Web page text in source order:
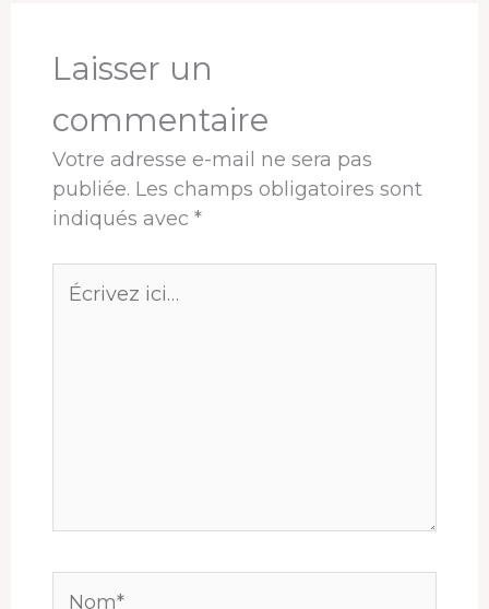
Laisser un
commentaire
Votre adresse e-mail ne sera pas
publiée. Les champs obligatoires sont
indiqués avec*
Écrivez
ici…